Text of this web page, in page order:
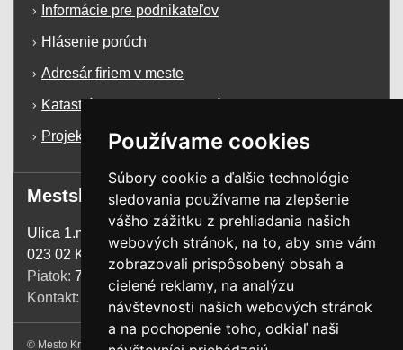
Používame cookies
Súbory cookie a ďalšie technológie
sledovania používame na zlepšenie
vášho zážitku z prehliadania našich
webových stránok, na to, aby sme vám
zobrazovali prispôsobený obsah a
cielené reklamy, na analýzu
návštevnosti našich webových stránok
a na pochopenie toho, odkiaľ naši
Informácie pre podnikateľov
Hlásenie porúch
Adresár firiem v meste
Katastrálna mapa mesta Krásno n/K
Projekty a dotácie
Mestský úrad
Ulica 1.mája 1255
023 02 Krásno n. Kysucou
Piatok: 7:00 - 13:00
Kontakt:
+421 41 4385 200
© Mesto Krásno nad Kysucou. Všetky práva vyhradené.